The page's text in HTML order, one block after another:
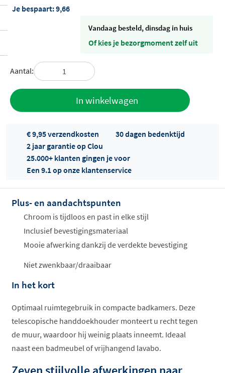
Je bespaart:9,66
vandaag besteld, dinsdag in huis
Of kies je bezorgmoment zelf uit
Aantal:
In winkelwagen
Offertes
ophalen...
€ 9,95 verzendkosten
30 dagen bedenktijd
2 jaar garantie op Clou
25.000+ klanten gingen je voor
Een 9.1 op onze klantenservice
Plus- en aandachtspunten
Chroom is tijdloos en past in elke stijl
Inclusief bevestigingsmateriaal
Mooie afwerking dankzij de verdekte bevestiging
Niet zwenkbaar/draaibaar
In het kort
Optimaal ruimtegebruik in compacte badkamers. Deze
telescopische handdoekhouder monteert u recht tegen
de muur, waardoor hij weinig plaats inneemt. Ideaal
naast een badmeubel of vrijhangend lavabo.